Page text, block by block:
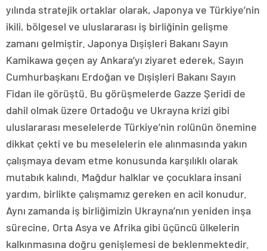
yılında stratejik ortaklar olarak, Japonya ve Türkiye’nin
ikili, bölgesel ve uluslararası iş birliğinin gelişme
zamanı gelmiştir. Japonya Dışişleri Bakanı Sayın
Kamikawa geçen ay Ankara’yı ziyaret ederek, Sayın
Cumhurbaşkanı Erdoğan ve Dışişleri Bakanı Sayın
Fidan ile görüştü. Bu görüşmelerde Gazze Şeridi de
dahil olmak üzere Ortadoğu ve Ukrayna krizi gibi
uluslararası meselelerde Türkiye’nin rolünün önemine
dikkat çekti ve bu meselelerin ele alınmasında yakın
çalışmaya devam etme konusunda karşılıklı olarak
mutabık kalındı. Mağdur halklar ve çocuklara insani
yardım, birlikte çalışmamız gereken en acil konudur.
Aynı zamanda iş birliğimizin Ukrayna’nın yeniden inşa
sürecine, Orta Asya ve Afrika gibi üçüncü ülkelerin
kalkınmasına doğru genişlemesi de beklenmektedir.